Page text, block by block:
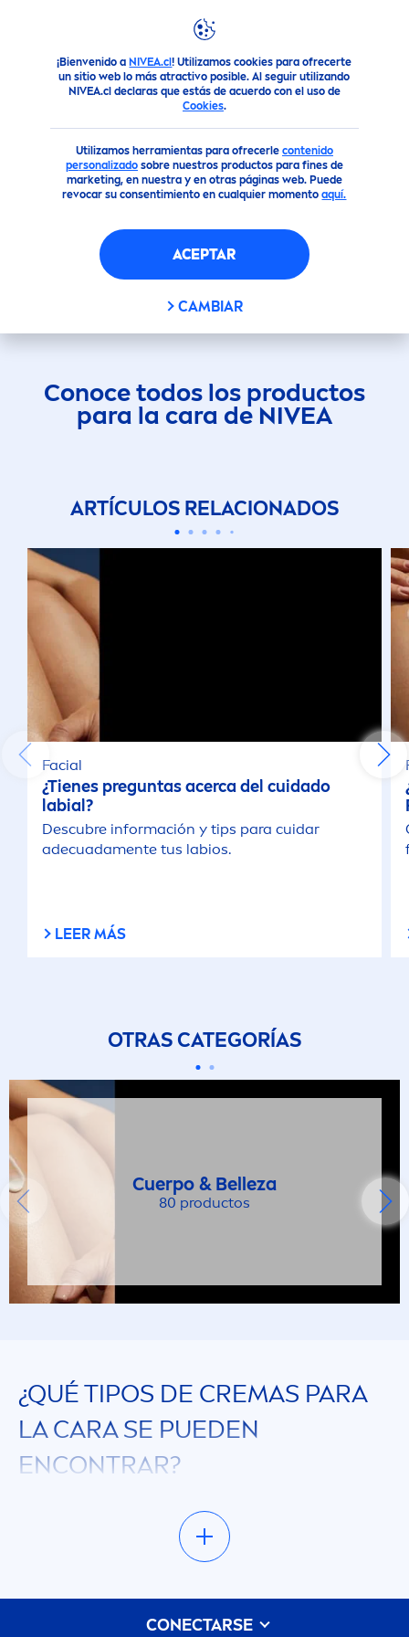
¡Bienvenido a NIVEA.cl! Utilizamos cookies para ofrecerte
un sitio web lo más atractivo posible. Al seguir utilizando
NIVEA.cl declaras que estás de acuerdo con el uso de
Cookies.
Utilizamos herramientas para ofrecerle contenido
personalizadosobre nuestros productos para fines de
marketing, en nuestra y en otras páginas web. Puede
revocar su consentimiento en cualquier momentoaquí.
ACEPTAR
CAMBIAR
Productos Facial
PRODUCTOS PARA LA
CARA
Conoce todos los productos
para la cara de NIVEA
ARTÍCULOS RELACIONADOS
Facial
¿Tienes preguntas acerca del cuidado
labial?
Descubre información y tips para cuidar
adecuadamente tus labios.
LEER MÁS
OTRAS CATEGORÍAS
Cuerpo & Belleza
80 productos
¿QUÉ TIPOS DE CREMAS PARA
LA CARA SE PUEDEN
ENCONTRAR?
Si buscas productos de limpieza facial, cremas
anti-edad para el contorno de los ojos,
mascarillas o exfoliantes, aquí en la sección de
CONECTARSE